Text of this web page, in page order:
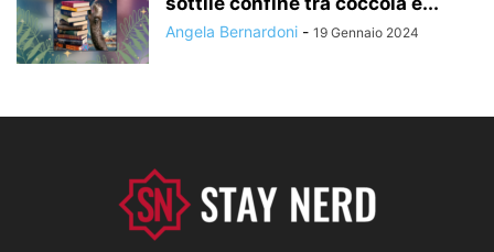
Angela Bernardoni - 19 Gennaio 2024